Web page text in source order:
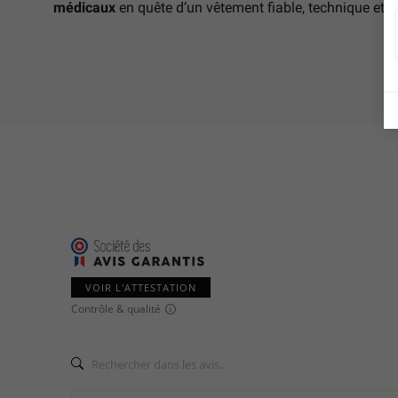
médicaux en quête d’un vêtement fiable, technique et
VOIR L'ATTESTATION
Contrôle & qualité